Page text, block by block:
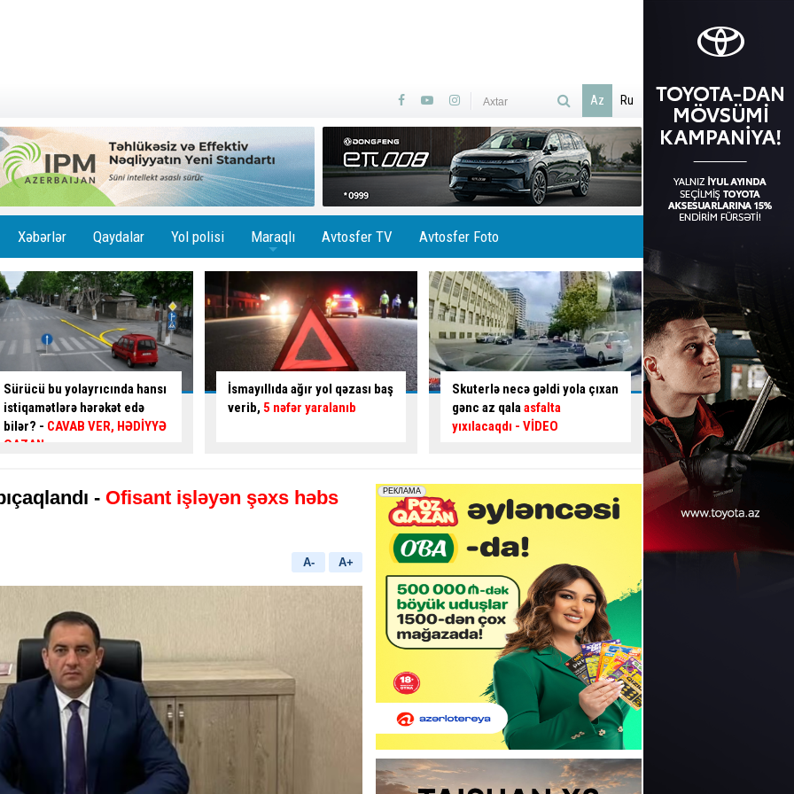
Az Ru
Xəbərlər Qaydalar Yol polisi Maraqlı Avtosfer TV Avtosfer Foto
İsmayıllıda ağır yol qəzası baş
verib,5 nəfər yaralanıb
Skuterlə necə gəldi yola çıxan
gənc az qalaasfalta
İsti hava avtomobilə necə
təsir edir? –Usta AÇIQLADI
Ölümlə yadda qalan
təhlükəli ötmə -
şəraiti yaratdı-
- Ofisant işləyən şəxs həbs
A- A+